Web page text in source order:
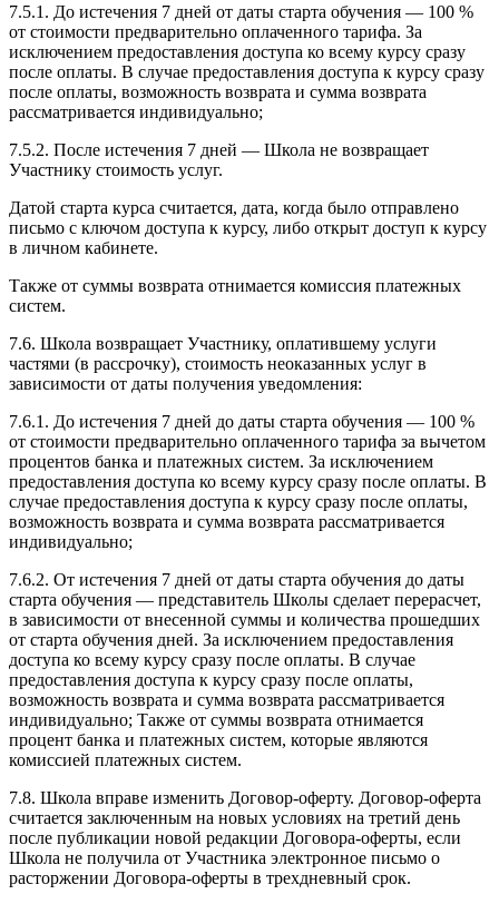
7.5.1. До истечения 7 дней от даты старта обучения — 100 %
от стоимости предварительно оплаченного тарифа. За
исключением предоставления доступа ко всему курсу сразу
после оплаты. В случае предоставления доступа к курсу сразу
после оплаты, возможность возврата и сумма возврата
рассматривается индивидуально;
7.5.2. После истечения 7 дней — Школа не возвращает
Участнику стоимость услуг.
Датой старта курса считается, дата, когда было отправлено
письмо с ключом доступа к курсу, либо открыт доступ к курсу
в личном кабинете.
Также от суммы возврата отнимается комиссия платежных
систем.
7.6. Школа возвращает Участнику, оплатившему услуги
частями (в рассрочку), стоимость неоказанных услуг в
зависимости от даты получения уведомления:
7.6.1. До истечения 7 дней до даты старта обучения — 100 %
от стоимости предварительно оплаченного тарифа за вычетом
процентов банка и платежных систем. За исключением
предоставления доступа ко всему курсу сразу после оплаты. В
случае предоставления доступа к курсу сразу после оплаты,
возможность возврата и сумма возврата рассматривается
индивидуально;
7.6.2. От истечения 7 дней от даты старта обучения до даты
старта обучения — представитель Школы сделает перерасчет,
в зависимости от внесенной суммы и количества прошедших
от старта обучения дней. За исключением предоставления
доступа ко всему курсу сразу после оплаты. В случае
предоставления доступа к курсу сразу после оплаты,
возможность возврата и сумма возврата рассматривается
индивидуально; Также от суммы возврата отнимается
процент банка и платежных систем, которые являются
комиссией платежных систем.
7.8. Школа вправе изменить Договор-оферту. Договор-оферта
считается заключенным на новых условиях на третий день
после публикации новой редакции Договора-оферты, если
Школа не получила от Участника электронное письмо о
расторжении Договора-оферты в трехдневный срок.